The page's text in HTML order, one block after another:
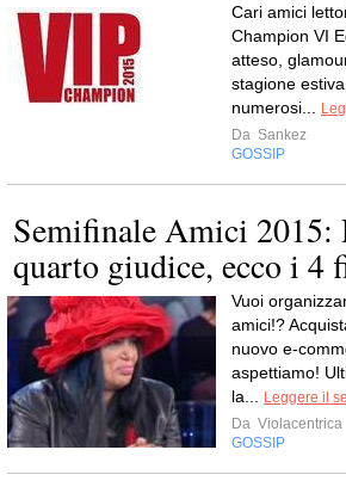
Cari amici
Champion VI
atteso,
stagione
numerosi...
Da Sankez
GOSSIP
Semifinale Amici
quarto giudice, ecco i 4
Vuoi
amici!?
nuovo e-
aspettiamo!
la...
Leggere il
Da Violacentrica
GOSSIP